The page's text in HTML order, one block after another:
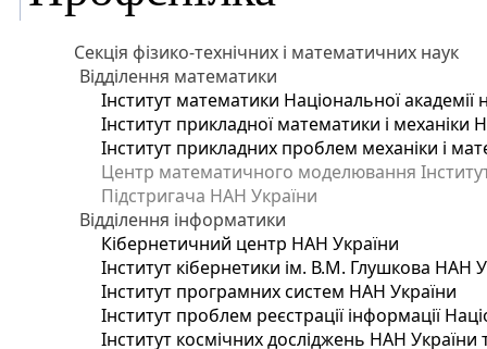
Секція фізико-технічних і математичних наук
Відділення математики
Інститут математики Національної академії
Інститут прикладної математики і механіки
Інститут прикладних проблем механіки і
Центр математичного моделювання
Підстригача НАН України
Відділення інформатики
Кібернетичний центр НАН України
Інститут кібернетики ім. В.М. Глушкова НАН
Інститут програмних систем НАН України
Інститут проблем реєстрації інформації
Інститут космічних досліджень НАН України